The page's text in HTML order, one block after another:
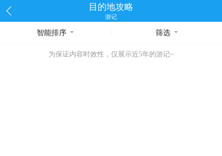
目的地攻略
游记
智能排序 筛选
为保证内容时效性，仅展示近5年的游记~